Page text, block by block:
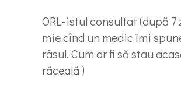
ORL-istul consultat (după
mie cînd un medic îmi
râsul. Cum ar fi să stau
răceală )